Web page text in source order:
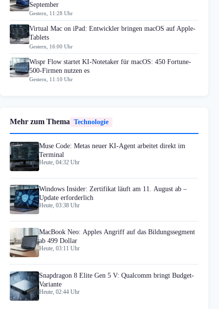
September
Gestern, 11:28 Uhr
Virtual Mac on iPad: Entwickler bringen macOS auf Apple-
Tablets
Gestern, 16:00 Uhr
Wispr Flow startet KI-Notetaker für macOS: 450 Fortune-
500-Firmen nutzen es
Gestern, 11:10 Uhr
Mehr zum Thema Technologie
Muse Code: Metas neuer KI-Agent arbeitet direkt im
Terminal
Heute, 04:32 Uhr
Windows Insider: Zertifikat läuft am 11. August ab –
Update erforderlich
Heute, 03:38 Uhr
MacBook Neo: Apples Angriff auf das Bildungssegment
ab 499 Dollar
Heute, 03:11 Uhr
Snapdragon 8 Elite Gen 5 V: Qualcomm bringt Budget-
Variante
Heute, 02:44 Uhr